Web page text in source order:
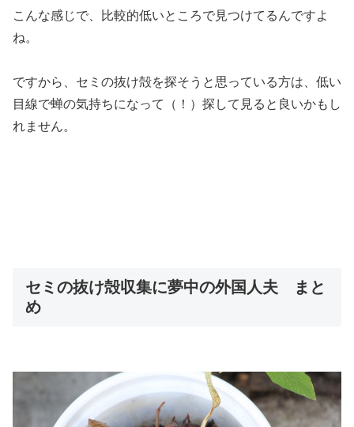
こんな感じで、比較的低いところで見つけてるんですよ
ね。
ですから、セミの抜け殻を探そうと思っている方は、低い
目線で蝉の気持ちになって（！）探して見ると良いかもし
れません。
セミの抜け殻収集に夢中の外国人夫 まと
め